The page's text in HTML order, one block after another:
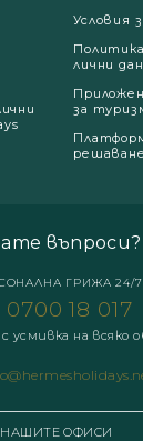
Условия
лични
за
въпроси?
ГРИЖА 24/7
0700 18 017
усмивка на всяко
НАШИТЕ ОФИСИ